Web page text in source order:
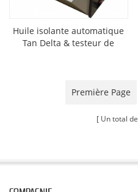
Huile isolante automatique
Tan Delta & testeur de
Première Page
Un total de